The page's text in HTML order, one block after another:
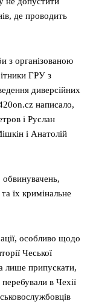
де проводить
з організованою
ГРУ з
диверсійних
написало,
і Руслан
і Анатолій
обвинувачень,
їх кримінальне
особливо щодо
Чеської
лише припускати,
в Чехії